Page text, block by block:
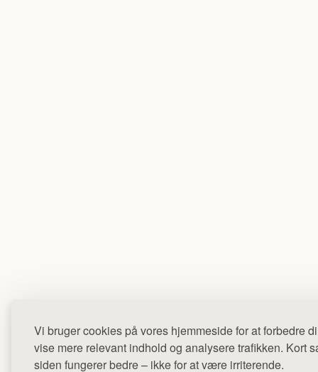
Vi bruger cookies på vores hjemmeside for at forbedre
vise mere relevant indhold og analysere trafikken. Kort
siden fungerer bedre – ikke for at være irriterende.